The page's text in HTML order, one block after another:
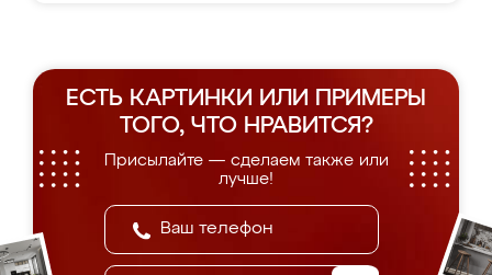
ЕСТЬ КАРТИНКИ ИЛИ ПРИМЕРЫ
ТОГО, ЧТО НРАВИТСЯ?
Присылайте — сделаем также или
лучше!